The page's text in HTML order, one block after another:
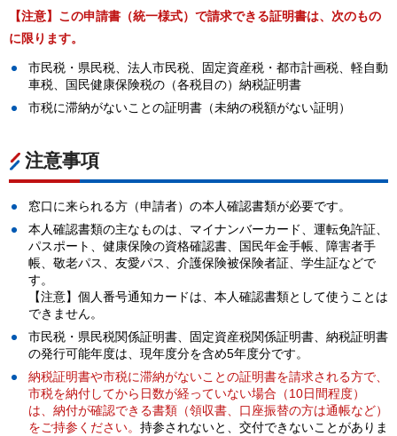
【注意】この申請書（統一様式）で請求できる証明書は、次のもの
に限ります。
市民税・県民税、法人市民税、固定資産税・都市計画税、軽自動
車税、国民健康保険税の（各税目の）納税証明書
市税に滞納がないことの証明書（未納の税額がない証明）
注意事項
窓口に来られる方（申請者）の本人確認書類が必要です。
本人確認書類の主なものは、マイナンバーカード、運転免許証、
パスポート、健康保険の資格確認書、国民年金手帳、障害者手
帳、敬老パス、友愛パス、介護保険被保険者証、学生証などで
す。
【注意】個人番号通知カードは、本人確認書類として使うことは
できません。
市民税・県民税関係証明書、固定資産税関係証明書、納税証明書
の発行可能年度は、現年度分を含め5年度分です。
納税証明書や市税に滞納がないことの証明書を請求される方で、
市税を納付してから日数が経っていない場合（10日間程度）
は、納付が確認できる書類（領収書、口座振替の方は通帳など）
をご持参ください。 持参されないと、交付できないことがありま